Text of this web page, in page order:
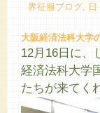
界征服ブログ, 日
大阪経済法科大学
12月16日に、
経済法科大学
たちが来てく